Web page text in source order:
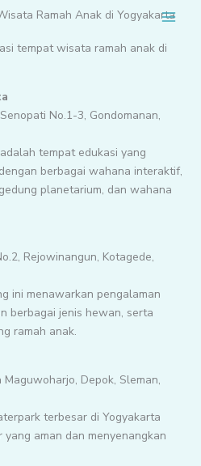
Ramah Anak di Yogyakarta
tempat wisata ramah anak di
No.1-3, Gondomanan,
tempat edukasi yang
berbagai wahana interaktif,
planetarium, dan wahana
Rejowinangun, Kotagede,
ini menawarkan pengalaman
berbagai jenis hewan, serta
ramah anak.
Depok, Sleman,
terbesar di Yogyakarta
aman dan menyenangkan